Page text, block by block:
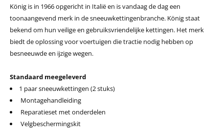
König is in 1966 opgericht in Italië en is vandaag de dag een
toonaangevend merk in de sneeuwkettingenbranche. König staat
bekend om hun veilige en gebruiksvriendelijke kettingen. Het merk
biedt de oplossing voor voertuigen die tractie nodig hebben op
besneeuwde en ijzige wegen.
Standaard meegeleverd
1 paar sneeuwkettingen (2 stuks)
Montagehandleiding
Reparatieset met onderdelen
Velgbeschermingskit